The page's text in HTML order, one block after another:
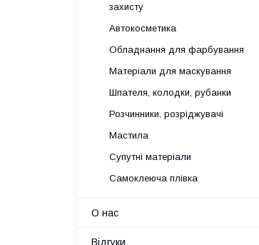
захисту
Автокосметика
Обладнання для фарбування
Матеріали для маскування
Шпателя, колодки, рубанки
Розчинники, розріджувачі
Мастила
Супутні матеріали
Самоклеюча плівка
О нас
Відгуки